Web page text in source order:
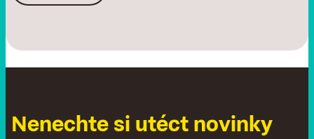
Nenechte si utéct novinky